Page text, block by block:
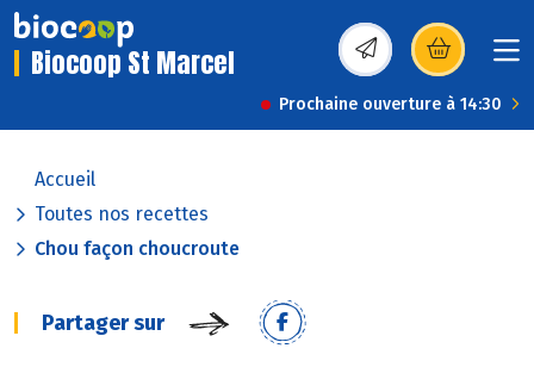
Biocoop St Marcel (s’ouvre dans une
Prochaine ouverture à 14:30
Accueil
Toutes nos recettes
Chou façon choucroute
Partager sur